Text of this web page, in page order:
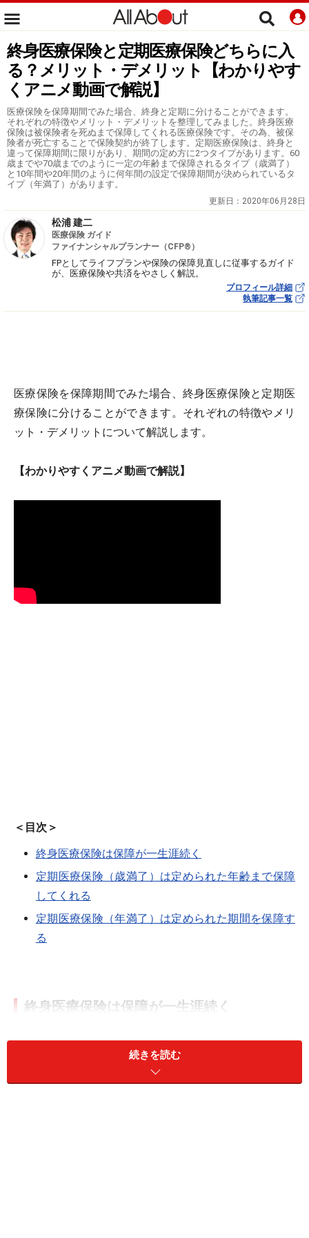
終身医療保険と定期医療保険どちらに入
る？メリット・デメリット【わかりやす
くアニメ動画で解説】
医療保険を保障期間でみた場合、終身と定期に分けることができます。
それぞれの特徴やメリット・デメリットを整理してみました。終身医療
保険は被保険者を死ぬまで保障してくれる医療保険です。その為、被保
険者が死亡することで保険契約が終了します。定期医療保険は、終身と
違って保障期間に限りがあり、期間の定め方に2つタイプがあります。60
歳までや70歳までのように一定の年齢まで保障されるタイプ（歳満了）
と10年間や20年間のように何年間の設定で保障期間が決められているタ
イプ（年満了）があります。
更新日： 2020年06月28日
松浦 建二
医療保険 ガイド
ファイナンシャルプランナー（CFP®）
FPとしてライフプランや保険の保障見直しに従事するガイド
が、医療保険や共済をやさしく解説。
プロフィール詳細
執筆記事一覧
医療保険を保障期間でみた場合、終身医療保険と定期医
療保険に分けることができます。それぞれの特徴やメリ
ット・デメリットについて解説します。
【わかりやすくアニメ動画で解説】
＜目次＞
終身医療保険は保障が一生涯続く
定期医療保険（歳満了）は定められた年齢まで保障
してくれる
定期医療保険（年満了）は定められた期間を保障す
る
終身医療保険は保障が一生涯続く
まで保障してくれる医療保険です。その為、被保険者が
死亡することで保険契約が終了（解約して終了すること
続きを読む